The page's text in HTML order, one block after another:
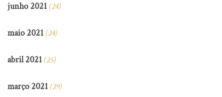
junho 2021(24)
maio 2021(24)
abril 2021(25)
março 2021(29)